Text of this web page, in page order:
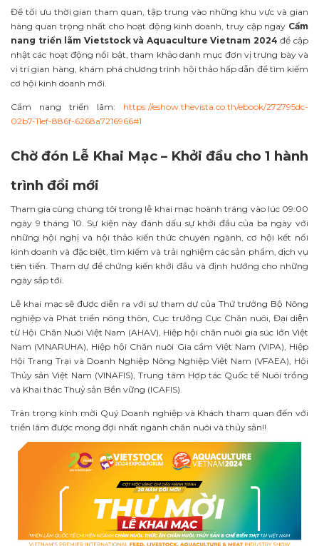
Để tối ưu thời gian tham quan, tập trung vào những khu vực và gian
hàng quan trọng nhất cho hoạt động kinh doanh, truy cập ngay Cẩm
nang triển lãm Vietstock và Aquaculture Vietnam 2024 để cập
nhật các hoạt động nổi bật, tham khảo danh mục đơn vị trưng bày và
vị trí gian hàng, khám phá chương trình hội thảo hấp dẫn để tìm kiếm
cơ hội kinh doanh mới.
Cẩm nang triển lãm: https://eshow.thevista.co.th/ebook/272795dc-
02b7-11ef-886f-6268a7216966#1
Chờ đón Lễ Khai Mạc – Khởi đầu cho 1 hành
trình đổi mới
Tham gia cùng chúng tôi trong lễ khai mạc hoành tráng vào lúc 09:00
ngày 9 tháng 10. Sự kiện này đánh dấu sự khởi đầu của ba ngày với
những hội nghị và hội thảo kiến thức chuyên ngành, cơ hội kết nối
kinh doanh và đặc biệt, tìm kiếm và trải nghiệm các sản phẩm, dịch vụ
tiên tiến. Tham dự để chứng kiến ​​khởi đầu và định hướng cho những
ngày sắp tới.
Lễ khai mạc sẽ được diễn ra với sự tham dự của Thứ trưởng Bộ Nông
nghiệp và Phát triển nông thôn, Cục trưởng Cục Chăn nuôi, Đại diện
từ Hội Chăn Nuôi Việt Nam (AHAV), Hiệp hội chăn nuôi gia súc lớn Việt
Nam (VINARUHA), Hiệp hội Chăn nuôi Gia cầm Việt Nam (VIPA), Hiệp
Hội Trang Trại và Doanh Nghiệp Nông Nghiệp Việt Nam (VFAEA), Hội
Thủy sản Việt Nam (VINAFIS), Trung tâm Hợp tác Quốc tế Nuôi trồng
và Khai thác Thuỷ sản Bền vững (ICAFIS).
Trân trọng kính mời Quý Doanh nghiệp và Khách tham quan đến với
triển lãm được mong đợi nhất ngành chăn nuôi và thủy sản!!